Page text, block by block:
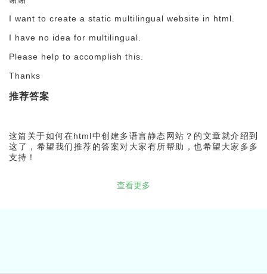
I want to create a static multilingual website in html.
I have no idea for multilingual.
Please help to accomplish this.
Thanks
推荐答案
这篇关于如何在html中创建多语言静态网站？的文章就介绍到
这了，希望我们推荐的答案对大家有所帮助，也希望大家多多
支持！
查看更多